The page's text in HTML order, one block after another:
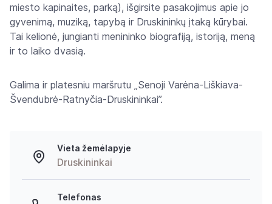
miesto kapinaites, parką), išgirsite pasakojimus apie jo
gyvenimą, muziką, tapybą ir Druskininkų įtaką kūrybai.
Tai kelionė, jungianti menininko biografiją, istoriją, meną
ir to laiko dvasią.
Galima ir platesniu maršrutu „Senoji Varėna-Liškiava-
Švendubrė-Ratnyčia-Druskininkai”.
Vieta žemėlapyje
Druskininkai
Telefonas